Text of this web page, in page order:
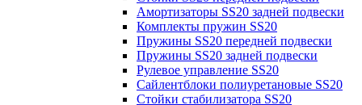
Амортизаторы SS20 задней подвески
Комплекты пружин SS20
Пружины SS20 передней подвески
Пружины SS20 задней подвески
Рулевое управление SS20
Сайлентблоки полиуретановые SS20
Стойки стабилизатора SS20